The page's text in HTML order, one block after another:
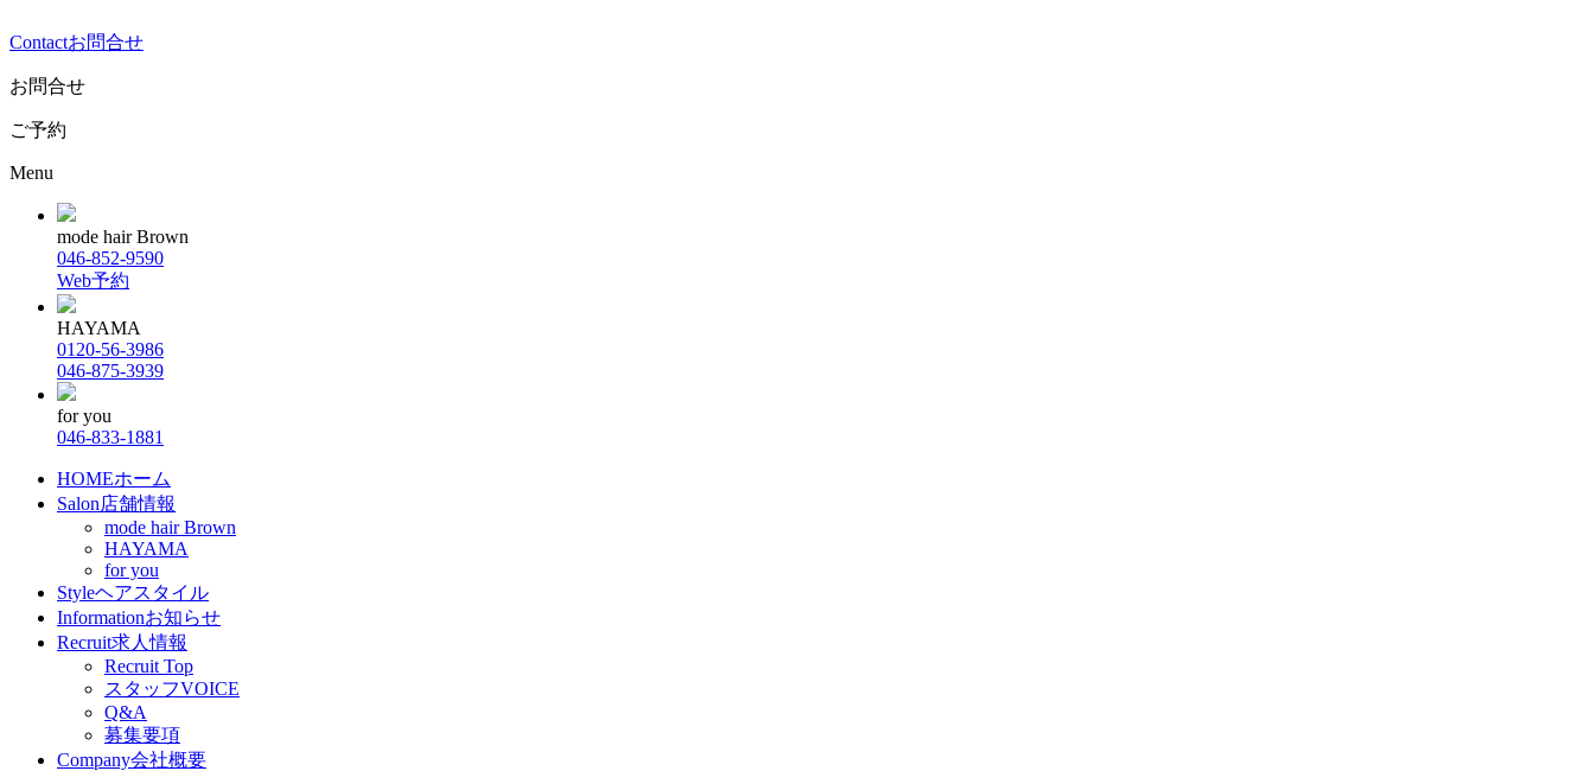
Contactお問合せ
お問合せ
ご予約
Menu
mode hair Brown
046-852-9590
Web予約
HAYAMA
0120-56-3986
046-875-3939
for you
046-833-1881
HOMEホーム
Salon店舗情報
mode hair Brown
HAYAMA
for you
Styleヘアスタイル
Informationお知らせ
Recruit求人情報
Recruit Top
スタッフVOICE
Q&A
募集要項
Company会社概要